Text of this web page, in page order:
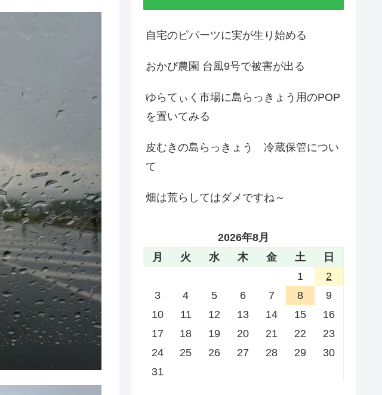
自宅のピパーツに実が生り始める
おかぴ農園 台風9号で被害が出る
ゆらてぃく市場に島らっきょう用のPOP
を置いてみる
皮むきの島らっきょう 冷蔵保管につい
て
畑は荒らしてはダメですね～
2026年8月
月
火 水 木 金 土
日
1
2
3
4 5 6 7 8
9
10
11 12 13 14 15
16
17
18 19 20 21 22
23
24
25 26 27 28 29
30
31